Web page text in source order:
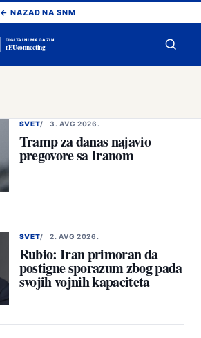
← NAZAD NA SNM
DIGITALNI MAGAZIN
rEUconnecting
SVET 3. AVG 2026.
Tramp za danas najavio
pregovore sa Iranom
SVET 2. AVG 2026.
Rubio: Iran primoran da
postigne sporazum zbog pada
svojih vojnih kapaciteta